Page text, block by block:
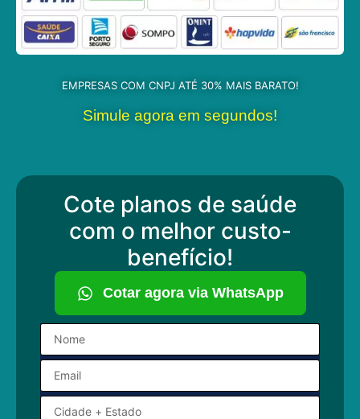
EMPRESAS COM CNPJ ATÉ 30% MAIS BARATO!
Simule agora em segundos!
Cote planos de saúde
com o melhor custo-
benefício!
Cotar agora via WhatsApp